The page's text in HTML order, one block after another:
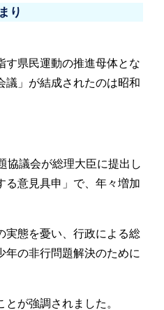
り
す県民運動の推進母体とな
議」が結成されたのは昭和
協議会が総理大臣に提出し
る意見具申」で、年々増加
実態を憂い、行政による総
年の非行問題解決のために
が強調されました。